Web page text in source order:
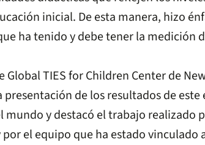
inicial. De esta manera, hizo
ha tenido y debe tener la medición
TIES for Children Center de
de los resultados de este
mundo y destacó el trabajo realizado
el equipo que ha estado vinculado